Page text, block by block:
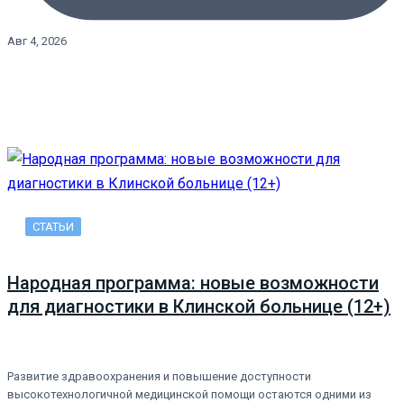
Авг 4, 2026
СТАТЬИ
Народная программа: новые возможности
для диагностики в Клинской больнице (12+)
Развитие здравоохранения и повышение доступности
высокотехнологичной медицинской помощи остаются одними из